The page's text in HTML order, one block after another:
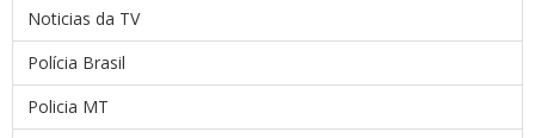
Noticias da TV
Polícia Brasil
Policia MT